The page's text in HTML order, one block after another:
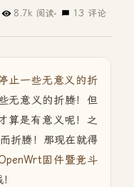
8.7k 阅读 13 评论
止一些无意义的折
无意义的折腾！但
算是有意义呢！之
折腾！那现在就得
固件暨竞斗